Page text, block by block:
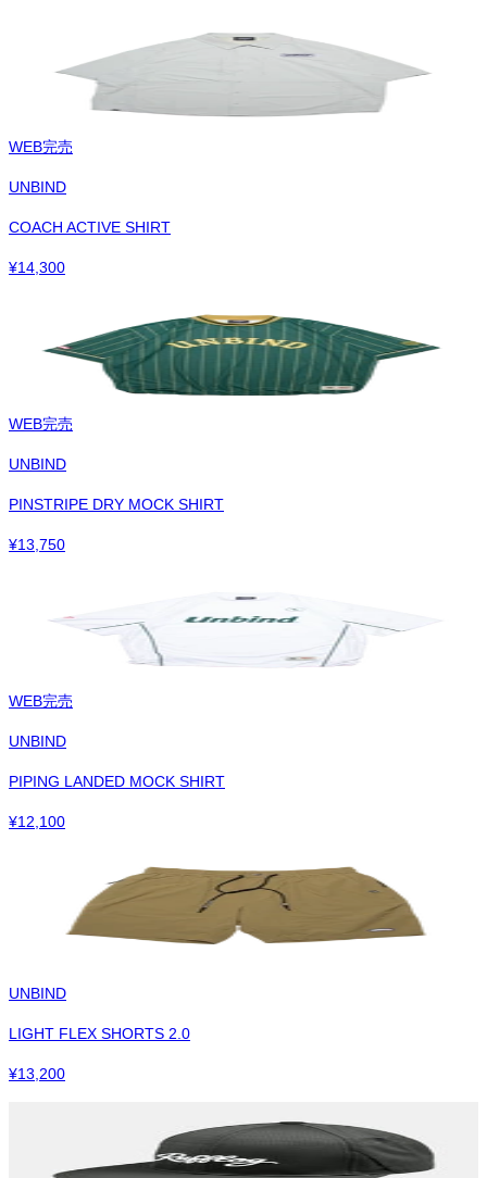
WEB完売
UNBIND
COACH ACTIVE SHIRT
¥14,300
WEB完売
UNBIND
PINSTRIPE DRY MOCK SHIRT
¥13,750
WEB完売
UNBIND
PIPING LANDED MOCK SHIRT
¥12,100
UNBIND
LIGHT FLEX SHORTS 2.0
¥13,200